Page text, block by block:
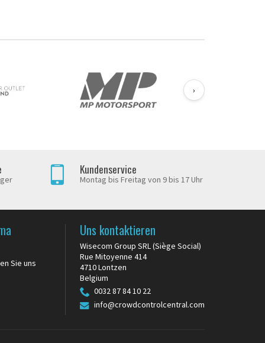
›
Kundenservice
Montag bis Freitag von 9 bis 17 Uhr
Sie uns
Uns kontaktieren
Wisecom Group SRL (Siège Social)
Rue Mitoyenne 414
4710 Lontzen
Belgium
0032 87 84 10 22
info@crowdcontrolcentral.com